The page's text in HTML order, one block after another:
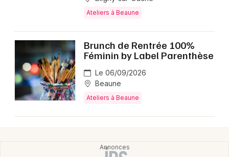
Concerts
Sports
Soirées
Nantes
Nice
Paris
Strasbourg
Ateliers à Beaune
Brunch de Rentrée 100%
Féminin by Label Parenthèse
Le 06/09/2026
Beaune
Ateliers à Beaune